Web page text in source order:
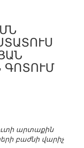
արտաքին
բաժնի վարիչ